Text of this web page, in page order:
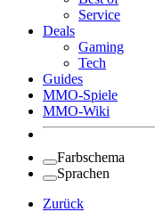
Service
Deals
Gaming
Tech
Guides
MMO-Spiele
MMO-Wiki
Farbschema
Sprachen
Zurück